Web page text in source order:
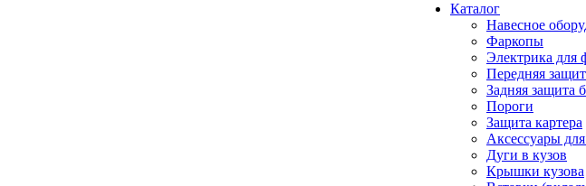
Каталог
Навесное
Фаркопы
Электрика для
Передняя
Задняя защита
Пороги
Защита картера
Аксессуары
Дуги в кузов
Крышки кузова